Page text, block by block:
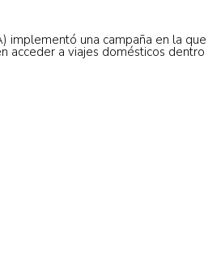
implementó una campaña en la que
acceder a viajes domésticos dentro